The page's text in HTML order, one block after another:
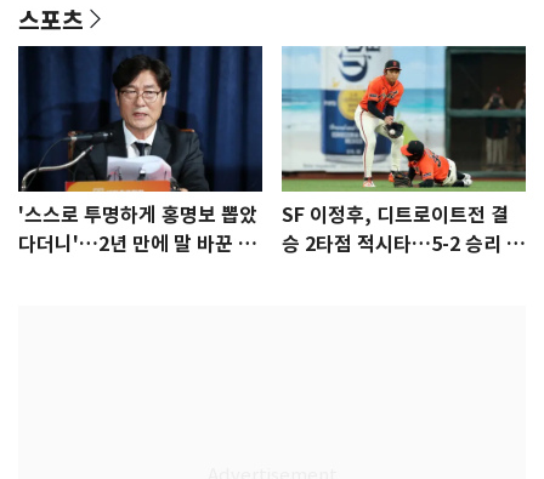
스포츠
'스스로 투명하게 홍명보 뽑았
다더니'…2년 만에 말 바꾼 이
SF 이정후, 디트로이트전 결
승 2타점 적시타…5-2 승리 견